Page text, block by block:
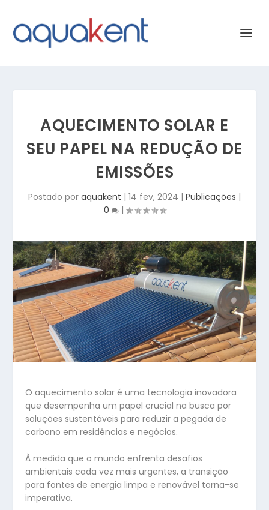
AQUECIMENTO SOLAR E
SEU PAPEL NA REDUÇÃO DE
EMISSÕES
Postado por aquakent | 14 fev, 2024 | Publicações |
0
|
O aquecimento solar é uma tecnologia inovadora
que desempenha um papel crucial na busca por
soluções sustentáveis para reduzir a pegada de
carbono em residências e negócios.
À medida que o mundo enfrenta desafios
ambientais cada vez mais urgentes, a transição
para fontes de energia limpa e renovável torna-se
imperativa.